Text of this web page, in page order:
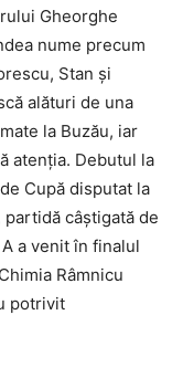
Gheorghe
nume precum
Stan și
alături de una
la Buzău, iar
atenția. Debutul la
Cupă disputat la
partidă câștigată de
a venit în finalul
Râmnicu
potrivit